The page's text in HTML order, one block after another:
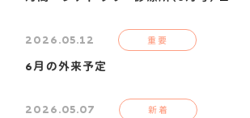
2026.05.12 重要
6月の外来予定
2026.05.07 新着